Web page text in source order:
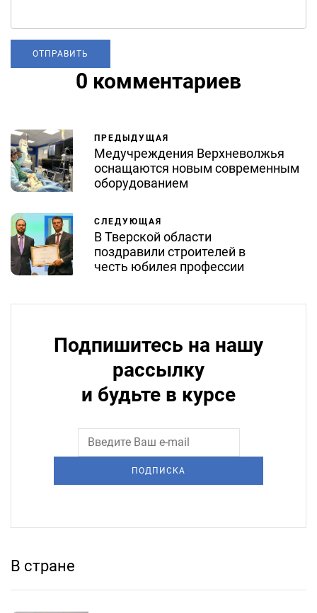
0 комментариев
ПРЕДЫДУЩАЯ
Медучреждения Верхневолжья
оснащаются новым современным
оборудованием
СЛЕДУЮЩАЯ
В Тверской области
поздравили строителей в
честь юбилея профессии
Подпишитесь на нашу
рассылку
и будьте в курсе
ПОДПИСКА
В стране